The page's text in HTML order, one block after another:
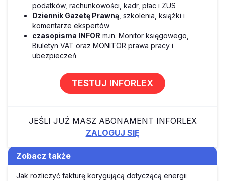
podatków, rachunkowości, kadr, płac i ZUS
Dziennik Gazetę Prawną , szkolenia, książki i
komentarze ekspertów
czasopisma INFOR m.in. Monitor księgowego,
Biuletyn VAT oraz MONITOR prawa pracy i
ubezpieczeń
TESTUJ INFORLEX
JEŚLI JUŻ MASZ ABONAMENT INFORLEX
ZALOGUJ SIĘ
Zobacz także
Jak rozliczyć fakturę korygującą dotyczącą energii